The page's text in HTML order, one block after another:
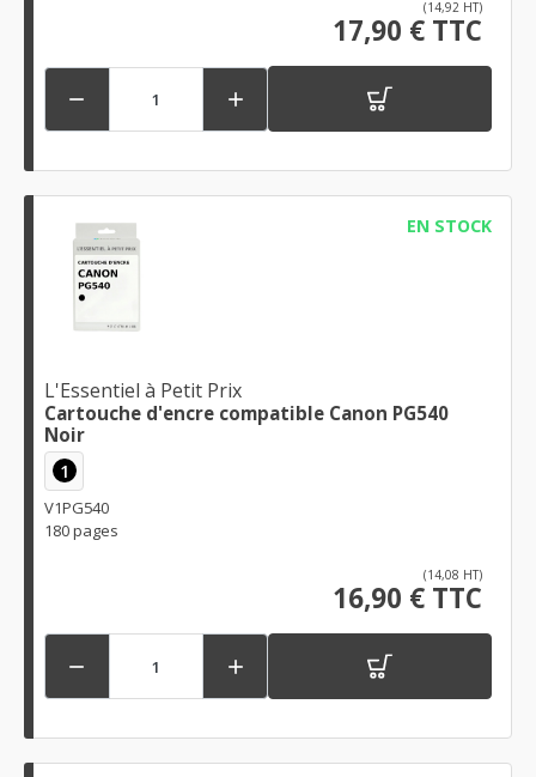
(14,92 HT)
17,90 € TTC
 
EN STOCK
L'Essentiel à Petit Prix
Cartouche d'encre compatible Canon PG540
Noir
1
V1PG540
180 pages
(14,08 HT)
16,90 € TTC
 